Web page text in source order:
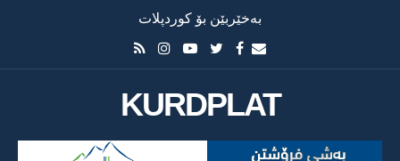
بەخێربێن بۆ کوردپلات
KURDPLAT